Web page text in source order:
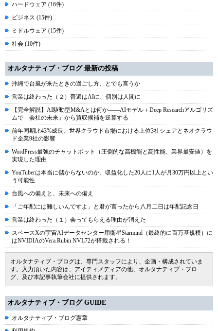
ハードウェア (16件)
ビジネス (15件)
ミドルウェア (15件)
社会 (10件)
オルタナティブ・ブログ 最新の投稿
沖縄で台風が来たときの過ごし方、とでも言うか
営業は終わった（２）普遍はAIに、個別は人間に
【完全解説】AI駆動型M&Aとは何か――AIモデル＋Deep Researchアルゴリズ
ムで「会社の未来」から買収候補を逆算する
前年同期比43%成長、世界クラウド市場における上位3社シェアとネオクラウ
ド企業9社の影響
WordPress最強のチャットボット（圧倒的な高機能と高性能、業界最安値）を
実現した理由
YouTuberは本当に儲からないのか。収益化した20人に1人が月30万円以上とい
う可能性
台風への備えと、未来への備え
「ご年配には難しいんですよ」と君が言ったから八月二日は年配記念日
営業は終わった（１）会ってもらえる理由が消えた
スペースXの宇宙AIデータセンター用衛星Starmind（最終的に百万基規模）に
はNVIDIAのVera Rubin NVL72が搭載される！
オルタナティブ・ブログは、専門スタッフにより、企画・構成されていま
す。入力頂いた内容は、アイティメディアの他、オルタナティブ・ブロ
グ、及び本記事執筆会社に提供されます。
オルタナティブ・ブログ GUIDE
オルタナティブ・ブログ憲章